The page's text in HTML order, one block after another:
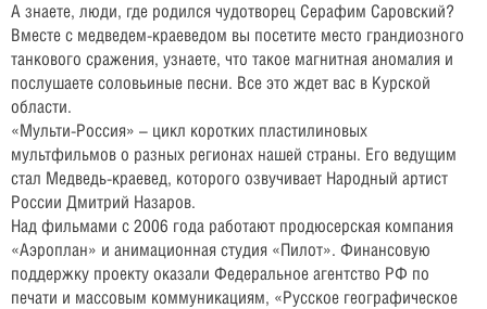
А знаете, люди, где родился чудотворец Серафим Саровский?
Вместе с медведем-краеведом вы посетите место грандиозного
танкового сражения, узнаете, что такое магнитная аномалия и
послушаете соловьиные песни. Все это ждет вас в Курской
области.
«Мульти-Россия» – цикл коротких пластилиновых
мультфильмов о разных регионах нашей страны. Его ведущим
стал Медведь-краевед, которого озвучивает Народный артист
России Дмитрий Назаров.
Над фильмами с 2006 года работают продюсерская компания
«Аэроплан» и анимационная студия «Пилот». Финансовую
поддержку проекту оказали Федеральное агентство РФ по
печати и массовым коммуникациям, «Русское географическое